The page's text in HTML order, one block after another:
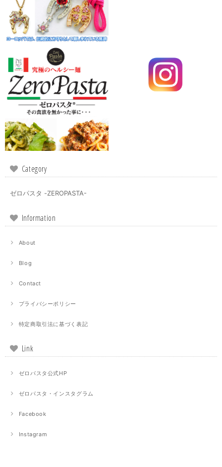
Category
ゼロパスタ -ZEROPASTA-
Information
About
Blog
Contact
プライバシーポリシー
特定商取引法に基づく表記
Link
ゼロパスタ公式HP
ゼロパスタ・インスタグラム
Facebook
Instagram